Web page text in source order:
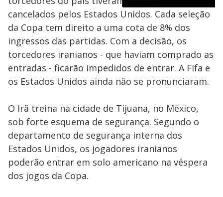
cancelados pelos Estados Unidos. Cada seleção
da Copa tem direito a uma cota de 8% dos
ingressos das partidas. Com a decisão, os
torcedores iranianos - que haviam comprado as
entradas - ficarão impedidos de entrar. A Fifa e
os Estados Unidos ainda não se pronunciaram.
O Irã treina na cidade de Tijuana, no México,
sob forte esquema de segurança. Segundo o
departamento de segurança interna dos
Estados Unidos, os jogadores iranianos
poderão entrar em solo americano na véspera
dos jogos da Copa.